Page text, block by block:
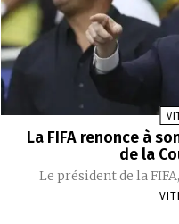
La FIFA renonce à
de la
Le président de la